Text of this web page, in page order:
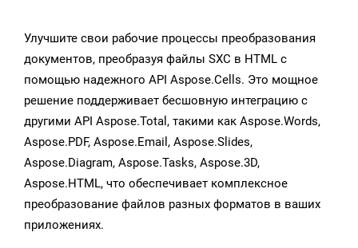
Улучшите свои рабочие процессы преобразования
документов, преобразуя файлы SXC в HTML с
помощью надежного API Aspose.Cells. Это мощное
решение поддерживает бесшовную интеграцию с
другими API Aspose.Total, такими как Aspose.Words,
Aspose.PDF, Aspose.Email, Aspose.Slides,
Aspose.Diagram, Aspose.Tasks, Aspose.3D,
Aspose.HTML, что обеспечивает комплексное
преобразование файлов разных форматов в ваших
приложениях.